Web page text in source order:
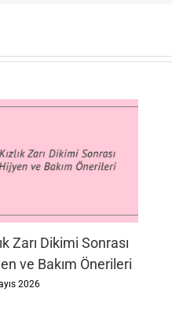
Zarı Dikimi Sonrası
ve Bakım Önerileri
2026